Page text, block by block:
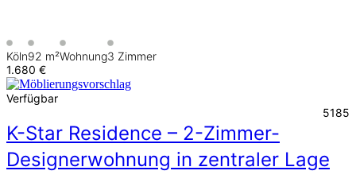
Köln92 m²Wohnung3 Zimmer
1.680 €
Verfügbar
5185
K-Star Residence – 2-Zimmer-
Designerwohnung in zentraler Lage